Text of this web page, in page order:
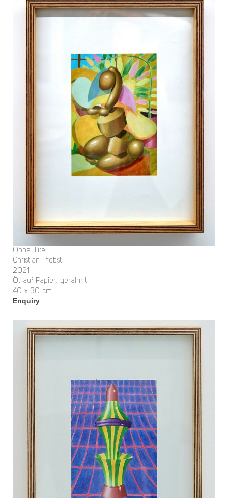
Ohne Titel
Christian Probst
2021
Öl auf Papier, gerahmt
40 x 30 cm
Enquiry